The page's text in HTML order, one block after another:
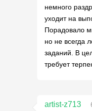
немного
уходит на
Порадовало
но не всегда
заданий. В
требует
artist-z713